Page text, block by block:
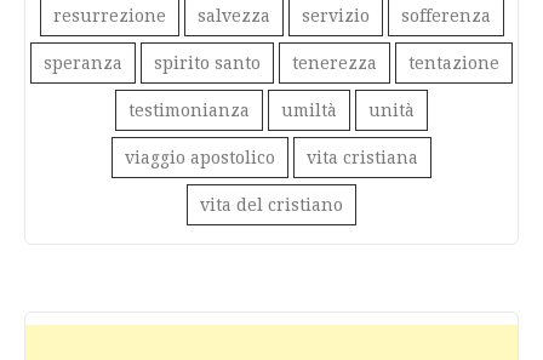
resurrezione salvezza servizio sofferenza
speranza spirito santo tenerezza tentazione
testimonianza umiltà unità
viaggio apostolico vita cristiana
vita del cristiano